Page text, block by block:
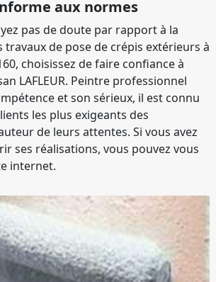
aux normes
pas de doute par rapport à la
de pose de crépis extérieurs à
choisissez de faire confiance à
LAFLEUR. Peintre professionnel
et son sérieux, il est connu
les plus exigeants des
de leurs attentes. Si vous avez
ses réalisations, vous pouvez vous
internet.